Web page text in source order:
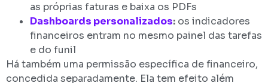
as próprias faturas e baixa os PDFs
Dashboards personalizados: os indicadores
financeiros entram no mesmo painel das tarefas
e do funil
Há também uma permissão específica de financeiro,
concedida separadamente. Ela tem efeito além